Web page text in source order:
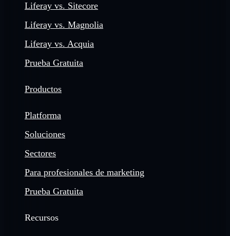
Liferay vs. Sitecore
Liferay vs. Magnolia
Liferay vs. Acquia
Prueba Gratuita
Productos
Platforma
Soluciones
Sectores
Para profesionales de marketing
Prueba Gratuita
Recursos